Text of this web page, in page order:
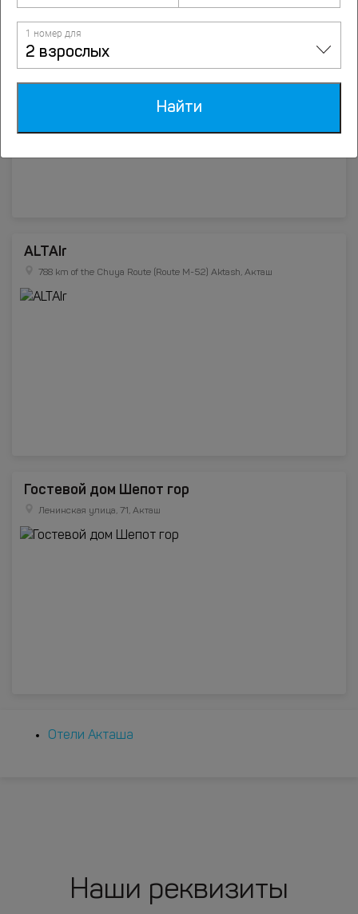
Этнодом Юрта
ул. Академика Кузнецова, д.58, Акташ
ALTAIr
788 km of the Chuya Route (Route M-52) Aktash, Акташ
Гостевой дом Шепот гор
Ленинская улица, 71, Акташ
Отели Акташа
1 номер для
2 взрослых
Найти
Наши реквизиты